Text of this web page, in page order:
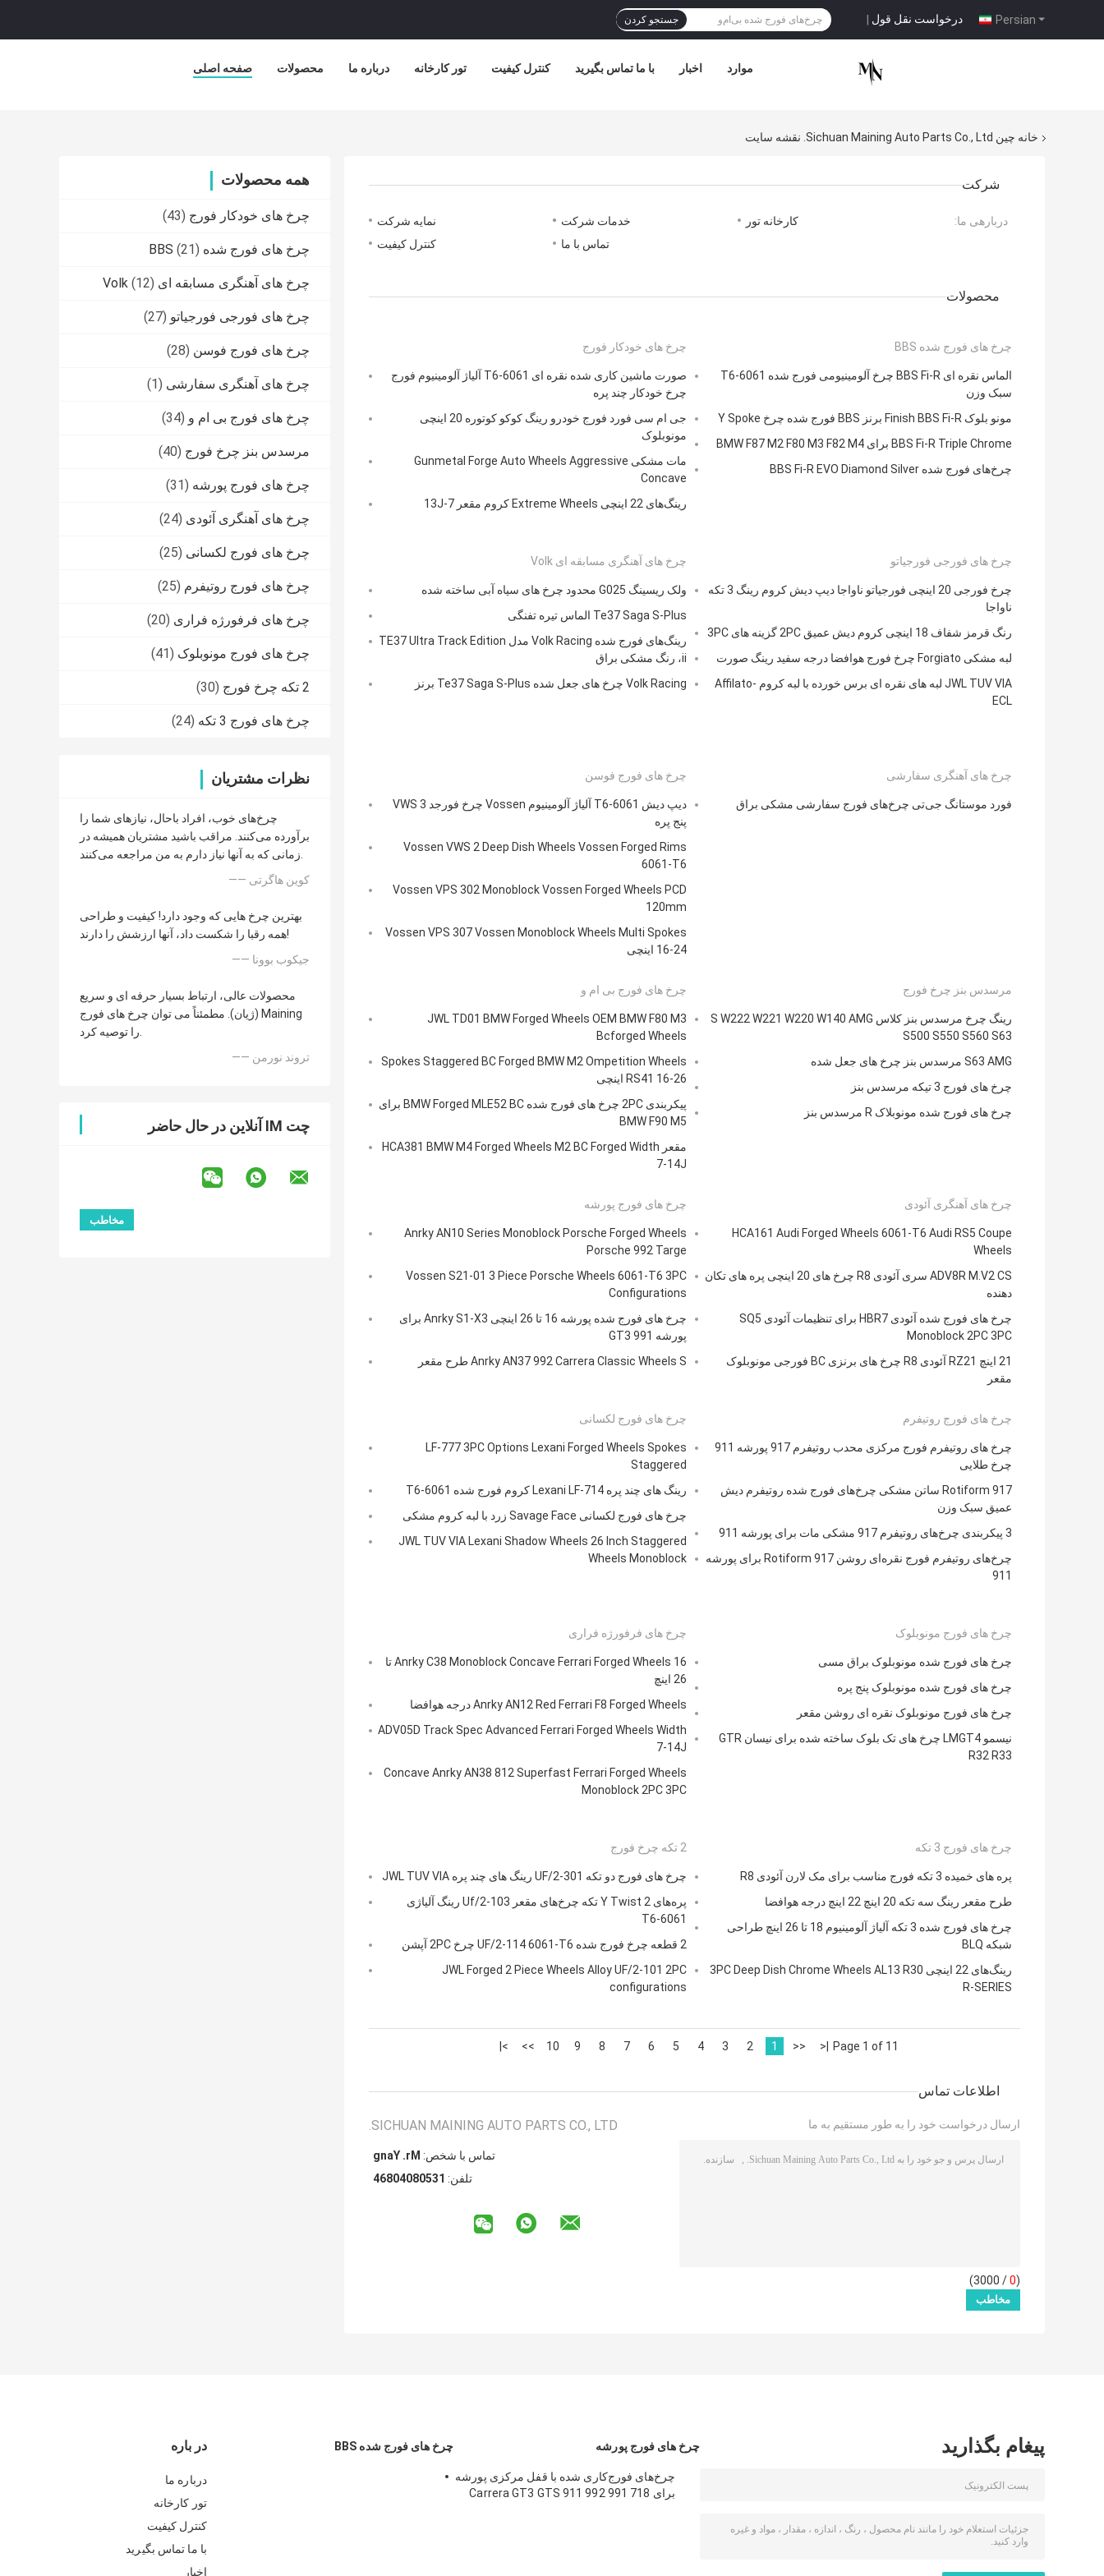
Persian درخواست نقل قول | جستجو کردن
صفحه اصلی محصولات درباره ما تور کارخانه کنترل کیفیت با ما تماس بگیرید اخبار موارد
خانه چین Sichuan Maining Auto Parts Co., Ltd. نقشه سایت
همه محصولات
چرخ های خودکار فورج (43)
چرخ های فورج شده BBS (21)
چرخ های آهنگری مسابقه ای Volk (12)
چرخ های فورجی فورجیاتو (27)
چرخ های فورج فوسن (28)
چرخ های آهنگری سفارشی (1)
چرخ های فورج بی ام و (34)
مرسدس بنز چرخ فورج (40)
چرخ های فورج پورشه (31)
چرخ های آهنگری آئودی (24)
چرخ های فورج لکسانی (25)
چرخ های فورج روتیفرم (25)
چرخ های فرفورژه فراری (20)
چرخ های فورج مونوبلوک (41)
2 تکه چرخ فورج (30)
چرخ های فورج 3 تکه (24)
نظرات مشتریان
چرخ‌های خوب، افراد باحال، نیازهای شما را
برآورده می‌کنند. مراقب باشید مشتریان همیشه در
زمانی که به آنها نیاز دارم به من مراجعه می‌کنند.
—— کوین هاگرتی
بهترین چرخ هایی که وجود دارد! کیفیت و طراحی
همه رقبا را شکست داد، آنها ارزشش را دارند!
—— جیکوب بوونا
محصولات عالی، ارتباط بسیار حرفه ای و سریع
(ژیان). مطمئناً می توان چرخ های فورج Maining
را توصیه کرد.
—— تروند نورمن
چت IM آنلاین در حال حاضر
شرکت
دربارهی ما: نمایه شرکت خدمات شرکت
کارخانه تور
کنترل کیفیت
تماس با ما
محصولات
چرخ های خودکار فورج
صورت ماشین کاری شده نقره ای 6061-T6 آلیاژ آلومینیوم فورج
چرخ خودکار چند پره
جی ام سی فورد فورج خودرو رینگ کوکو کوتوره 20 اینچی
مونوبلوک
مات مشکی Gunmetal Forge Auto Wheels Aggressive
Concave
رینگ‌های 22 اینچی Extreme Wheels کروم مقعر 7-13J
چرخ های فورج شده BBS
الماس نقره ای BBS Fi-R چرخ آلومینیومی فورج شده 6061-T6
سبک وزن
مونو بلوک Finish BBS Fi-R برنز BBS فورج شده چرخ Y Spoke
BBS Fi-R Triple Chrome برای BMW F87 M2 F80 M3 F82 M4
چرخ‌های فورج شده BBS Fi-R EVO Diamond Silver
چرخ های آهنگری مسابقه ای Volk
ولک ریسینگ G025 محدود چرخ های سیاه آبی ساخته شده
Te37 Saga S-Plus الماس تیره تفنگی
رینگ‌های فورج شده Volk Racing مدل TE37 Ultra Track Edition
ii، رنگ مشکی براق
Volk Racing چرخ های جعل شده Te37 Saga S-Plus برنز
چرخ های فورجی فورجیاتو
چرخ فورجی 20 اینچی فورجیاتو ناواجا دیپ دیش کروم رینگ 3 تکه
ناواجا
رنگ قرمز شفاف 18 اینچی کروم دیش عمیق 2PC گزینه های 3PC
لبه مشکی Forgiato چرخ فورج هوافضا درجه سفید رینگ صورت
JWL TUV VIA لبه های نقره ای برس خورده با لبه کروم Affilato-
ECL
چرخ های فورج فوسن
دیپ دیش 6061-T6 آلیاژ آلومینیوم Vossen چرخ فورجد VWS 3
پنج پره
Vossen VWS 2 Deep Dish Wheels Vossen Forged Rims
6061-T6
Vossen VPS 302 Monoblock Vossen Forged Wheels PCD
120mm
Vossen VPS 307 Vossen Monoblock Wheels Multi Spokes
16-24 اینچی
چرخ های آهنگری سفارشی
فورد موستانگ جی‌تی چرخ‌های فورج سفارشی مشکی براق
چرخ های فورج بی ام و
JWL TD01 BMW Forged Wheels OEM BMW F80 M3
Bcforged Wheels
Spokes Staggered BC Forged BMW M2 Ompetition Wheels
RS41 16-26 اینچی
پیکربندی 2PC چرخ های فورج شده BMW Forged MLE52 BC برای
BMW F90 M5
مقعر HCA381 BMW M4 Forged Wheels M2 BC Forged Width
7-14J
مرسدس بنز چرخ فورج
رینگ چرخ مرسدس بنز کلاس S W222 W221 W220 W140 AMG
S500 S550 S560 S63
S63 AMG مرسدس بنز چرخ های جعل شده
چرخ های فورج 3 تیکه مرسدس بنز
چرخ های فورج شده مونوبلاک R مرسدس بنز
چرخ های فورج پورشه
Anrky AN10 Series Monoblock Porsche Forged Wheels
Porsche 992 Targe
Vossen S21-01 3 Piece Porsche Wheels 6061-T6 3PC
Configurations
چرخ های فورج شده پورشه 16 تا 26 اینچی Anrky S1-X3 برای
پورشه 991 GT3
Anrky AN37 992 Carrera Classic Wheels S طرح مقعر
چرخ های آهنگری آئودی
HCA161 Audi Forged Wheels 6061-T6 Audi RS5 Coupe
Wheels
ADV8R M.V2 CS سری آئودی R8 چرخ های 20 اینچی پره های تکان
دهنده
چرخ های فورج شده آئودی HBR7 برای تنظیمات آئودی SQ5
Monoblock 2PC 3PC
21 اینچ RZ21 آئودی R8 چرخ های برنزی BC فورجی مونوبلوک
مقعر
چرخ های فورج لکسانی
LF-777 3PC Options Lexani Forged Wheels Spokes
Staggered
رینگ های چند پره Lexani LF-714 کروم فورج شده 6061-T6
چرخ های فورج لکسانی Savage Face زرد با لبه کروم مشکی
JWL TUV VIA Lexani Shadow Wheels 26 Inch Staggered
Wheels Monoblock
چرخ های فورج روتیفرم
چرخ های روتیفرم فورج مرکزی محدب روتیفرم 917 پورشه 911
چرخ طلایی
Rotiform 917 ساتن مشکی چرخ‌های فورج شده روتیفرم دیش
عمیق سبک وزن
3 پیکربندی چرخ‌های روتیفرم 917 مشکی مات برای پورشه 911
چرخ‌های روتیفرم فورج نقره‌ای روشن Rotiform 917 برای پورشه
911
چرخ های فرفورژه فراری
Anrky C38 Monoblock Concave Ferrari Forged Wheels 16 تا
26 اینچ
Anrky AN12 Red Ferrari F8 Forged Wheels درجه هوافضا
ADV05D Track Spec Advanced Ferrari Forged Wheels Width
7-14J
Concave Anrky AN38 812 Superfast Ferrari Forged Wheels
Monoblock 2PC 3PC
چرخ های فورج مونوبلوک
چرخ های فورج شده مونوبلوک براق مسی
چرخ های فورج شده مونوبلوک پنج پره
چرخ های فورج مونوبلوک نقره ای روشن مقعر
نيسمو LMGT4 چرخ های تک بلوک ساخته شده برای نیسان GTR
R32 R33
2 تکه چرخ فورج
چرخ های فورج دو تکه UF/2-301 رینگ های چند پره JWL TUV VIA
پره‌های Y Twist 2 تکه چرخ‌های مقعر Uf/2-103 رینگ آلیاژی
6061-T6
2 قطعه چرخ فورج شده UF/2-114 6061-T6 چرخ 2PC آپشن
JWL Forged 2 Piece Wheels Alloy UF/2-101 2PC
configurations
چرخ های فورج 3 تکه
پره های خمیده 3 تکه فورج مناسب برای مک لارن آئودی R8
طرح مقعر رینگ سه تکه 20 اینچ 22 اینچ درجه هوافضا
چرخ های فورج شده 3 تکه آلیاژ آلومینیوم 18 تا 26 اینچ طراحی
شبکه BLQ
رینگ‌های 22 اینچی 3PC Deep Dish Chrome Wheels AL13 R30
R-SERIES
Page 1 of 11
|<
<<
1
2
3
4
5
6
7
8
9
10
>>
>|
اطلاعات تماس
SICHUAN MAINING AUTO PARTS CO., LTD.
تماس با شخص: Mr. Yang
تلفن: 13508040864
ارسال درخواست خود را به طور مستقیم به ما
(
0
/ 3000)
در باره
درباره ما
تور کارخانه
کنترل کیفیت
با ما تماس بگیرید
اخبار
چرخ های فورج شده BBS چرخ های فورج پورشه
چرخ‌های فورج‌کاری شده با قفل مرکزی پورشه
برای 718 991 992 911 Carrera GT3 GTS
پیغام بگذارید